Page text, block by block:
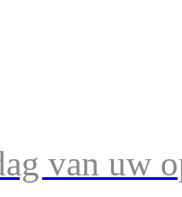
van uw